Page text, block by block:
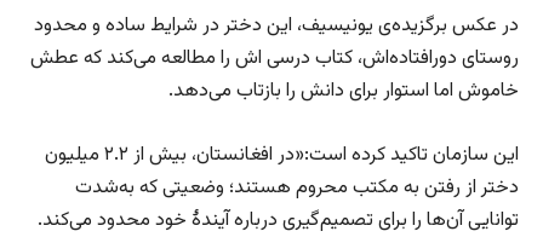
در عکس برگزیده‌ی یونیسیف، این دختر در شرایط ساده و محدود
روستای دورافتاده‌اش، کتاب درسی اش را مطالعه می‌کند که عطش
خاموش اما استوار برای دانش را بازتاب می‌دهد.
این سازمان تاکید کرده است:«در افغانستان، بیش از ۲.۲ میلیون
دختر از رفتن به مکتب محروم هستند؛ وضعیتی که به‌شدت
توانایی آن‌ها را برای تصمیم‌گیری درباره آیندهٔ خود محدود می‌کند.